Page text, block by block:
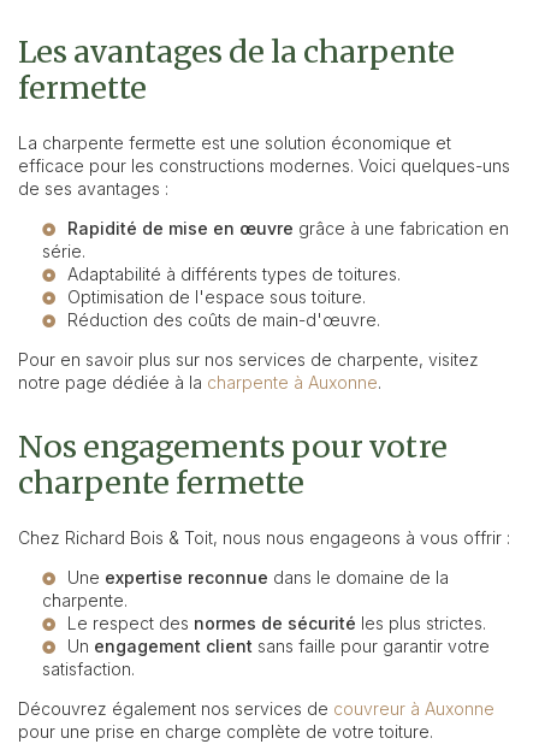
Les avantages de la charpente
fermette
La charpente fermette est une solution économique et
efficace pour les constructions modernes. Voici quelques-uns
de ses avantages :
Rapidité de mise en œuvre grâce à une fabrication en
série.
Adaptabilité à différents types de toitures.
Optimisation de l'espace sous toiture.
Réduction des coûts de main-d'œuvre.
Pour en savoir plus sur nos services de charpente, visitez
notre page dédiée à la charpente à Auxonne.
Nos engagements pour votre
charpente fermette
Chez Richard Bois & Toit, nous nous engageons à vous offrir :
Une expertise reconnue dans le domaine de la
charpente.
Le respect des normes de sécurité les plus strictes.
Un engagement client sans faille pour garantir votre
satisfaction.
Découvrez également nos services de couvreur à Auxonne
pour une prise en charge complète de votre toiture.